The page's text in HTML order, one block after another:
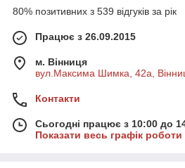
80% позитивних з 539 відгуків за рік
Працює з 26.09.2015
м. Вінниця
вул.Максима Шимка, 42а,
Контакти
Сьогодні працює з 10:00 до
Показати весь графік роботи